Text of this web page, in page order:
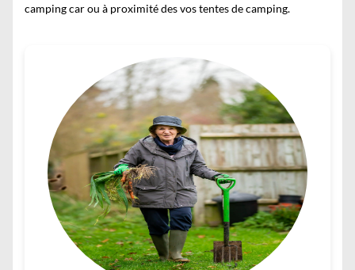
camping car ou à proximité des vostentes de camping.